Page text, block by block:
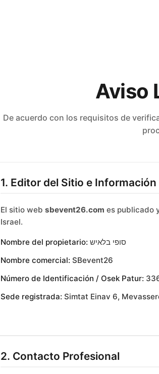
Aviso
De acuerdo con los requisitos de
1. Editor del Sitio e Información
El sitio web sbevent26.com es publicado
Israel.
Nombre del propietario: סופי בלאיש
Nombre comercial: SBevent26
Número de Identificación / Osek Patur:
Sede registrada: Simtat Einav 6,
2. Contacto Profesional